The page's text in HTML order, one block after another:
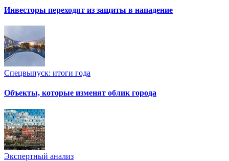
Инвесторы переходят из защиты в нападение
Спецвыпуск: итоги года
Объекты, которые изменят облик города
Экспертный анализ